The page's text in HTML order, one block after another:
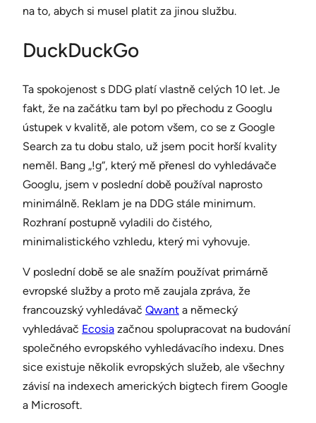
na to, abych si musel platit za jinou službu.
DuckDuckGo
Ta spokojenost s DDG platí vlastně celých 10 let. Je
fakt, že na začátku tam byl po přechodu z Googlu
ústupek v kvalitě, ale potom všem, co se z Google
Search za tu dobu stalo, už jsem pocit horší kvality
neměl. Bang „!g“, který mě přenesl do vyhledávače
Googlu, jsem v poslední době používal naprosto
minimálně. Reklam je na DDG stále minimum.
Rozhraní postupně vyladili do čistého,
minimalistického vzhledu, který mi vyhovuje.
V poslední době se ale snažím používat primárně
evropské služby a proto mě zaujala zpráva, že
francouzský vyhledávač Qwant a německý
vyhledávač Ecosia začnou spolupracovat na budování
společného evropského vyhledávacího indexu. Dnes
sice existuje několik evropských služeb, ale všechny
závisí na indexech amerických bigtech firem Google
a Microsoft.